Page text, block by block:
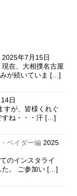
2025年7月15日
在、大相撲名古屋
が続いていま […]
日
すが、皆様くれぐ
すね・・・汗 […]
ベイダー編 2025
のインスタライ
た。 ご参加い […]